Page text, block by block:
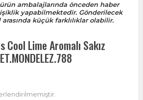
ambalajlarında önceden haber
yapabilmektedir. Gönderilecek
küçük farklılıklar olabilir.
Lime Aromalı Sakız